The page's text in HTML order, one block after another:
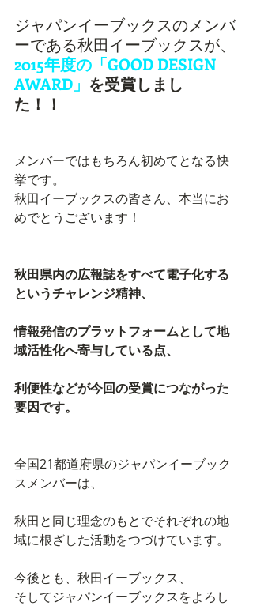
ジャパンイーブックスのメンバ
ーである秋田イーブックスが、
2015年度の「GOOD DESIGN
AWARD」 を受賞しまし
た！！
メンバーではもちろん初めてとなる快
挙です。
秋田イーブックスの皆さん、本当にお
めでとうございます！
秋田県内の広報誌をすべて電子化する
というチャレンジ精神、
情報発信のプラットフォームとして地
域活性化へ寄与している点、
利便性などが今回の受賞につながった
要因です。
全国21都道府県のジャパンイーブック
スメンバーは、
秋田と同じ理念のもとでそれぞれの地
域に根ざした活動をつづけています。
今後とも、秋田イーブックス、
そしてジャパンイーブックスをよろし